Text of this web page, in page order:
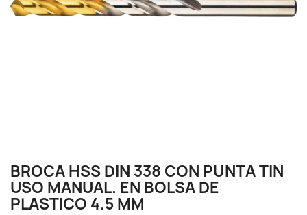
BROCA HSS DIN 338 CON PUNTA TIN
USO MANUAL. EN BOLSA DE
PLASTICO 4.5 MM